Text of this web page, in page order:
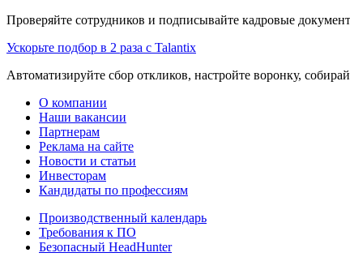
Проверяйте сотрудников и подписывайте кадровые
Ускорьте подбор в 2 раза с Talantix
Автоматизируйте сбор откликов, настройте воронку,
О компании
Наши вакансии
Партнерам
Реклама на сайте
Новости и статьи
Инвесторам
Кандидаты по профессиям
Производственный календарь
Требования к ПО
Безопасный HeadHunter